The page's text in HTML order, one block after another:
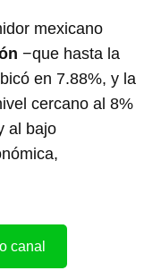
mexicano
−que hasta la
en 7.88%, y la
cercano al 8%
al bajo
canal